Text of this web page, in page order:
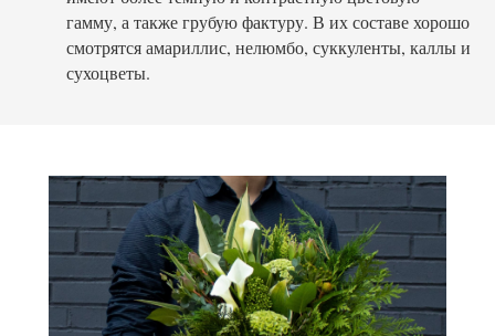
гамму, а также грубую фактуру. В их составе хорошо
смотрятся амариллис, нелюмбо, суккуленты, каллы и
сухоцветы.